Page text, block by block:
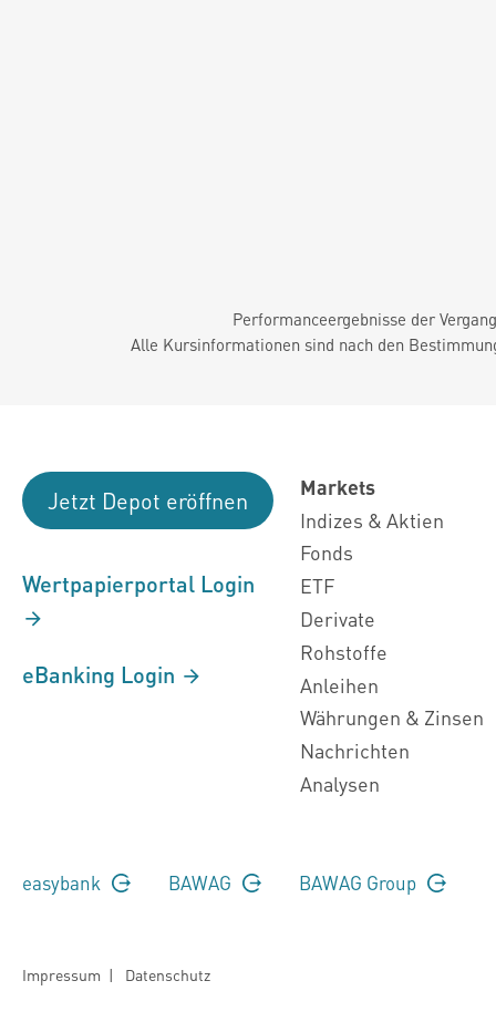
Performanceergebnisse der
Alle Kursinformationen sind nach den
Jetzt Depot eröffnen
Wertpapierportal Login
eBanking Login
Markets
Indizes & Aktien
Fonds
ETF
Derivate
Rohstoffe
Anleihen
Währungen & Zinsen
Nachrichten
Analysen
easybank BAWAG BAWAG Group
Impressum | Datenschutz